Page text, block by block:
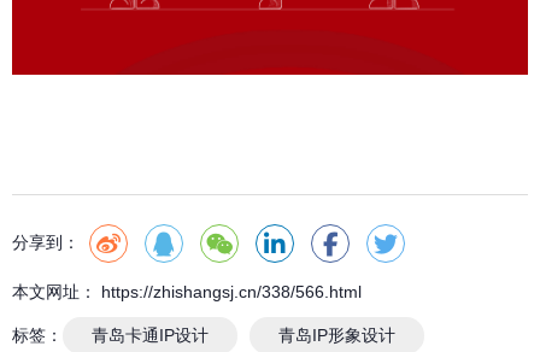
分享到：
本文网址： https://zhishangsj.cn/338/566.html
标签： 青岛卡通IP设计
青岛IP形象设计